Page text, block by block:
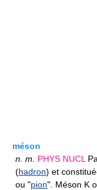
méson
n. m. PHYS NUCL
(hadron) et
ou "pion". Méson K